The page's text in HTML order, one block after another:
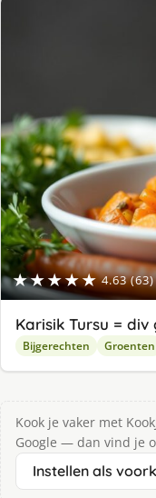
★★★★★ 4.63 (63)
Karisik Tursu =
Bijgerechten Groenten
Kook je vaker met
Google — dan vind je
Instellen als